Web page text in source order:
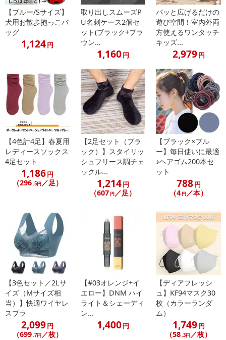
【配送伝票番号について】
※配送形態がメール便の商品については、商品の発送完了後、配送
伝票番号がマイページに表示されない場合もございます。
【配送日時の指定について】
配送日、配送時間が異なる可能性がございます。
カート機能をご利用の場合は、配送日時指定をご利用いただけませ
ん。
発送日カレンダー
休業日
その他共通および商品カテゴリー別注意事項（※必ずご確認くだ
さい）
こちらの情報は2026年07月09日 時点での情報となります。
【ブルー/Sサイズ】
犬用お散歩抱っこバ
ッグ
1,124円
取り出しスムーズP
U名刺ケース2個セ
ット(ブラック+ブラ
ウン...
1,160円
パッと広げるだけの
遊び空間！室内外両
方使えるワンタッチ
キッズ...
2,979円
【4色計4足】春夏用
レディースソックス
4足セット
1,186円
（296.5円／足）
【2足セット（ブラ
ック）】スタイリッ
シュフリース調チェ
ックル...
1,214円
（607 円 ／足）
【ブラック×ブル
ー】毎日使いに最適
♪ヘアゴム200本セ
ット
788円
（4 円 ／本）
【3色セット／2Lサ
イズ（Mサイズ相
当）】快適ワイヤレ
スブラ
2,099円
（699.7円／枚）
【#03オレンジ+イ
エロー】DNM ハイ
ライト＆シェーディ
ン...
1,400円
【ディアフレッシ
ュ】KF94マスク30
枚（カラーランダ
ム）
1,749円
（58.3円／枚）